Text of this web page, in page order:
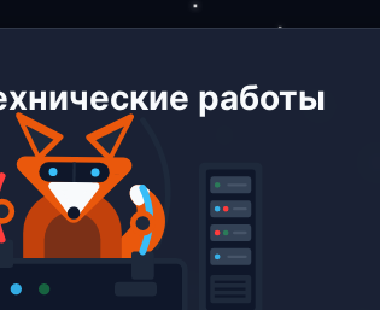
работы